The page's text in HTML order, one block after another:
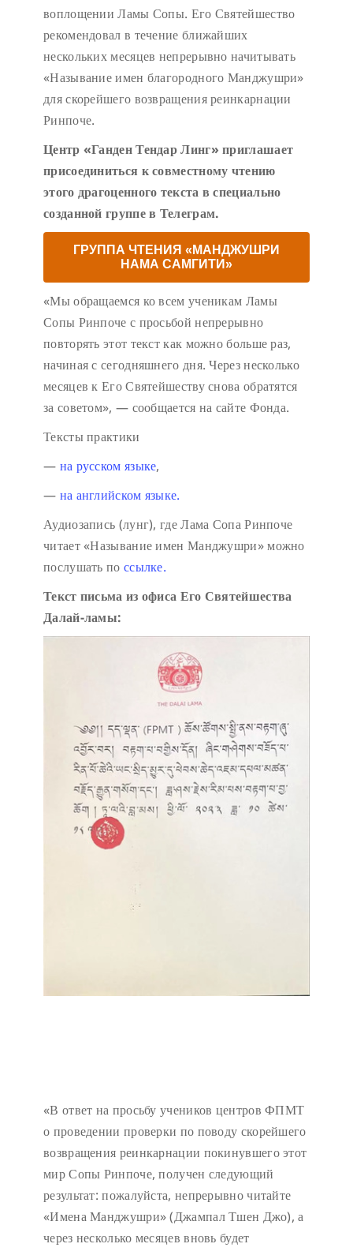
воплощении Ламы Сопы. Его Святейшество
рекомендовал в течение ближайших
нескольких месяцев непрерывно начитывать
«Называние имен благородного Манджушри»
для скорейшего возвращения реинкарнации
Ринпоче.
Центр «Ганден Тендар Линг» приглашает
присоединиться к совместному чтению
этого драгоценного текста в специально
созданной группе в Телеграм.
ГРУППА ЧТЕНИЯ «МАНДЖУШРИ
НАМА САМГИТИ»
«Мы обращаемся ко всем ученикам Ламы
Сопы Ринпоче с просьбой непрерывно
повторять этот текст как можно больше раз,
начиная с сегодняшнего дня. Через несколько
месяцев к Его Святейшеству снова обратятся
за советом», — сообщается на сайте Фонда.
Тексты практики
— на русском языке,
— на английском языке.
Аудиозапись (лунг), где Лама Сопа Ринпоче
читает «Называние имен Манджушри» можно
послушать по ссылке.
Текст письма из офиса Его Святейшества
Далай-ламы:
«В ответ на просьбу учеников центров ФПМТ
о проведении проверки по поводу скорейшего
возвращения реинкарнации покинувшего этот
мир Сопы Ринпоче, получен следующий
результат: пожалуйста, непрерывно читайте
«Имена Манджушри» (Джампал Тшен Джо), а
через несколько месяцев вновь будет